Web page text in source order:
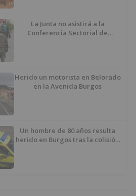
La Junta no asistirá a la
Conferencia Sectorial de
Herido un motorista en Belorado
en la Avenida Burgos
Un hombre de 80 años resulta
herido en Burgos tras la colisión